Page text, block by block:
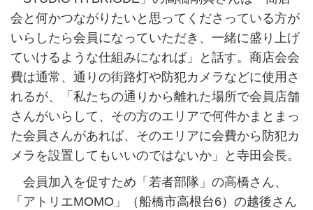
会と何かつながりたいと思ってくださっている方が
いらしたら会員になっていただき、一緒に盛り上げ
ていけるような仕組みになれば」と話す。商店会会
費は通常、通りの街路灯や防犯カメラなどに使用さ
れるが、「私たちの通りから離れた場所で会員店舗
さんがいらして、その方のエリアで何件かまとまっ
た会員さんがあれば、そのエリアに会費から防犯カ
メラを設置してもいいのではないか」と寺田会長。
会員加入を促すため「若者部隊」の高橋さん、
「アトリエMOMO」（船橋市高根台6）の越後さん